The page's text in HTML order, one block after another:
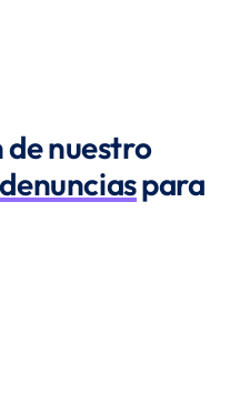
de nuestro
para